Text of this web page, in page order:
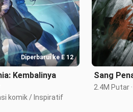
Diperbarui ke E 12
Kembalinya
komik / Inspiratif
Sang